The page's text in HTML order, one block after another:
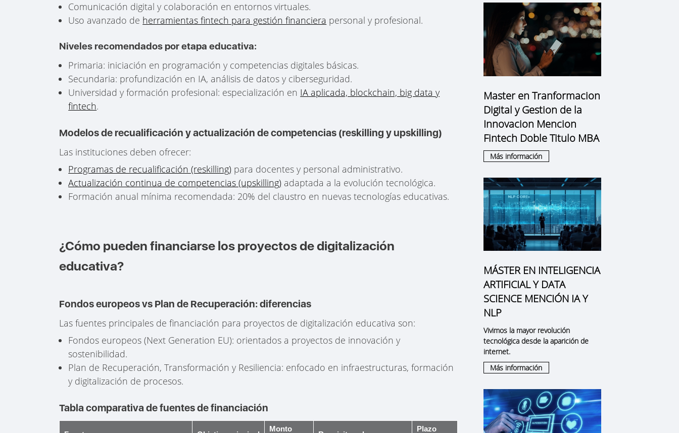
Comunicación digital y colaboración en entornos virtuales.
Uso avanzado de herramientas fintech para gestión financiera personal y profesional.
Niveles recomendados por etapa educativa:
Primaria: iniciación en programación y competencias digitales básicas.
Secundaria: profundización en IA, análisis de datos y ciberseguridad.
Universidad y formación profesional: especialización en IA aplicada, blockchain, big data y
fintech.
Modelos de recualificación y actualización de competencias (reskilling y upskilling)
Las instituciones deben ofrecer:
Programas de recualificación (reskilling) para docentes y personal administrativo.
Actualización continua de competencias (upskilling) adaptada a la evolución tecnológica.
Formación anual mínima recomendada: 20% del claustro en nuevas tecnologías educativas.
¿Cómo pueden financiarse los proyectos de digitalización
educativa?
Fondos europeos vs Plan de Recuperación: diferencias
Las fuentes principales de financiación para proyectos de digitalización educativa son:
Fondos europeos (Next Generation EU): orientados a proyectos de innovación y
sostenibilidad.
Plan de Recuperación, Transformación y Resiliencia: enfocado en infraestructuras, formación
y digitalización de procesos.
Tabla comparativa de fuentes de financiación
Monto Plazo
Master en Tranformacion
Digital y Gestion de la
Innovacion Mencion
Fintech Doble Titulo MBA
Más información
MÁSTER EN INTELIGENCIA
ARTIFICIAL Y DATA
SCIENCE MENCIÓN IA Y
NLP
Vivimos la mayor revolución
tecnológica desde la aparición de
internet.
Más información